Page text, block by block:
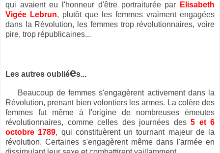
qui avaient eu l'honneur d'être portraiturée par
Elisabeth
Vigée Lebrun, plutôt que les femmes vraiment engagées
dans la Révolution, les femmes trop révolutionnaires, voire
pire, trop républicaines...
Les autres oubliées...
Beaucoup de femmes s'engagèrent activement dans la
Révolution, prenant bien volontiers les armes. La colère des
femmes fut même à l'origine de nombreuses émeutes
révolutionnaires, comme celles des journées des 5 et 6
octobre 1789, qui constituèrent un tournant majeur de la
révolution. Certaines s'engagèrent même dans l'armée en